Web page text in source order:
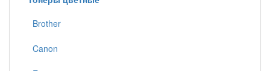
Brother
Canon